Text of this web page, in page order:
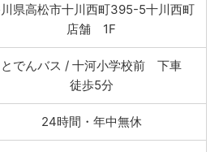
県高松市十川西町395-5十川西町
店舗 1F
とでんバス / 十河小学校前 下車
徒歩5分
24時間・年中無休